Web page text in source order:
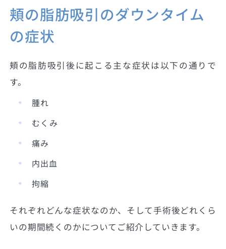
頬の脂肪吸引のダウンタイム
の症状
頬の脂肪吸引後に起こる主な症状は以下の通りで
す。
腫れ
むくみ
痛み
内出血
拘縮
それぞれどんな症状なのか、そして手術後どれくら
いの期間続くのかについてご紹介していきます。